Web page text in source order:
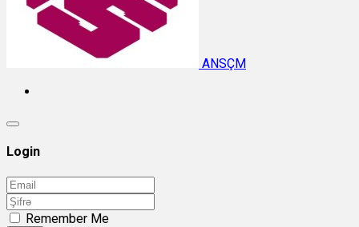
ANSÇM
Login
Remember Me